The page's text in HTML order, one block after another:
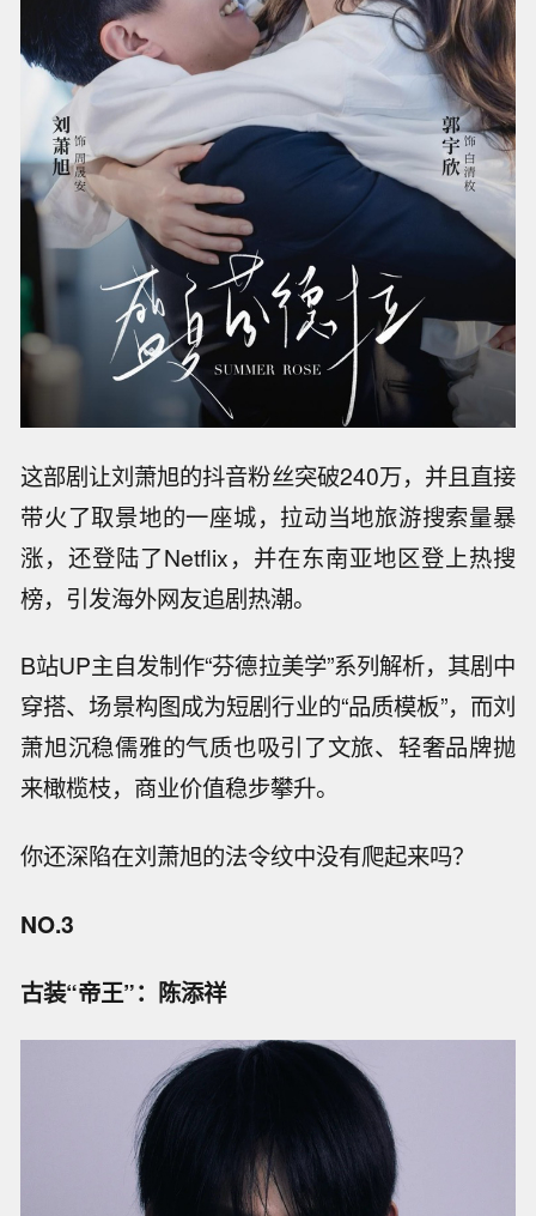
这部剧让刘萧旭的抖音粉丝突破240万，并且直接
带火了取景地的一座城，拉动当地旅游搜索量暴
涨，还登陆了Netflix，并在东南亚地区登上热搜
榜，引发海外网友追剧热潮。
B站UP主自发制作“芬德拉美学”系列解析，其剧中
穿搭、场景构图成为短剧行业的“品质模板”，而刘
萧旭沉稳儒雅的气质也吸引了文旅、轻奢品牌抛
来橄榄枝，商业价值稳步攀升。
你还深陷在刘萧旭的法令纹中没有爬起来吗？
NO.3
古装“帝王”：陈添祥